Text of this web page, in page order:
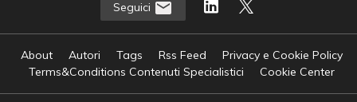
Seguici
About Autori Tags Rss Feed
Privacy e Cookie Policy
Terms&Conditions Contenuti Specialistici
Cookie Center